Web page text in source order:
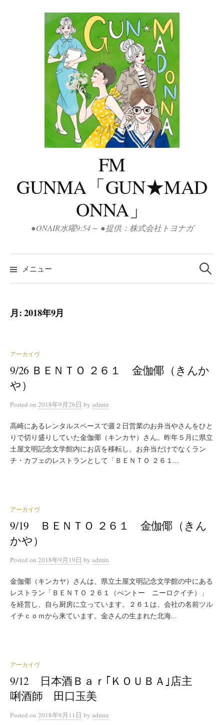
FM
GUNMA「GUN★MAD
ONNA」
●ONAIR水曜9:54～ ●提供：株式会社トヨナガ
メニュー
検
索:
月:2018年9月
アーカイヴ
9/26 ＢＥＮＴＯ ２６１ 金伽倻（きんか
や）
Posted on 2018年9月26日 by admin
高崎にあるレンタルスペースで週２日営業のお弁当やさんをひと
りで切り盛りしていた金伽倻（キンカヤ）さん。昨年５月に県立
土屋文明記念文学館内にお店を移転し、お弁当だけでなくラン
チ・カフェのレストランとして「ＢＥＮＴＯ ２６１...
アーカイヴ
9/19 ＢＥＮＴＯ ２６１ 金伽倻（きん
かや）
Posted on 2018年9月19日 by admin
金伽倻（キンカヤ）さんは、県立土屋文明記念文学館の中にある
レストラン「ＢＥＮＴＯ ２６１（べントー ニーロクイチ）」
を経営し、自ら厨房に立っています。２６１は、会社の名前ツル
イチｃｏｍから来ています。金さんの生まれた北海...
アーカイヴ
9/12 日本酒Ｂａｒ｢ＫＯＵＢＡ｣店主
唎酒師 田口玉美
Posted on 2018年9月11日 by admin